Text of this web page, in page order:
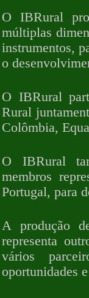
O IBRural
múltiplas
instrumentos,
o
O IBRural
Rural
Colômbia,
O IBRural
membros
Portugal, para
A produção
representa
vários
oportunidades